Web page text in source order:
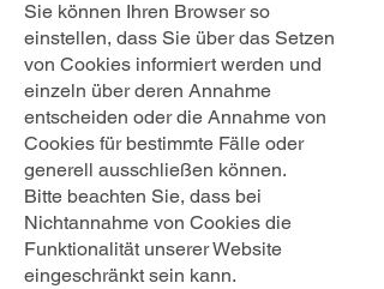
Sie können Ihren Browser so
einstellen, dass Sie über das Setzen
von Cookies informiert werden und
einzeln über deren Annahme
entscheiden oder die Annahme von
Cookies für bestimmte Fälle oder
generell ausschließen können.
Bitte beachten Sie, dass bei
Nichtannahme von Cookies die
Funktionalität unserer Website
eingeschränkt sein kann.